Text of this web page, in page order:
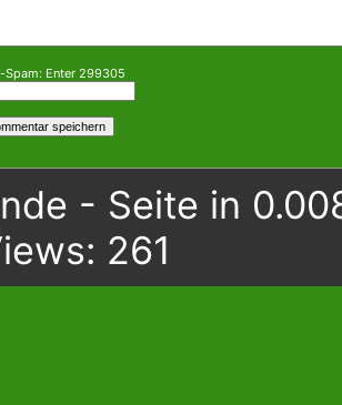
Spam: Enter 299305
- Seite in
261